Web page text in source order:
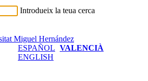
Introdueix la teua cerca
ESPAÑOL VALENCIÀ
ENGLISH